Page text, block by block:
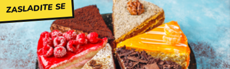
ZASLADITE SE